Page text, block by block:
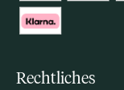
Rechtliches